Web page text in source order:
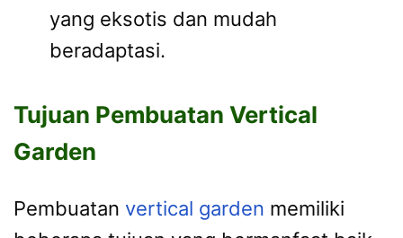
yang eksotis dan mudah
beradaptasi.
Tujuan Pembuatan Vertical
Garden
Pembuatan vertical garden memiliki